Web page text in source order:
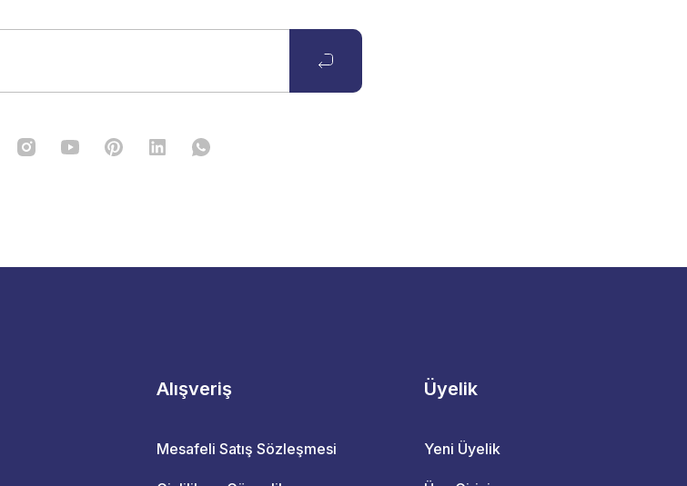
Alışveriş
Mesafeli Satış Sözleşmesi
Üyelik
Yeni Üyelik